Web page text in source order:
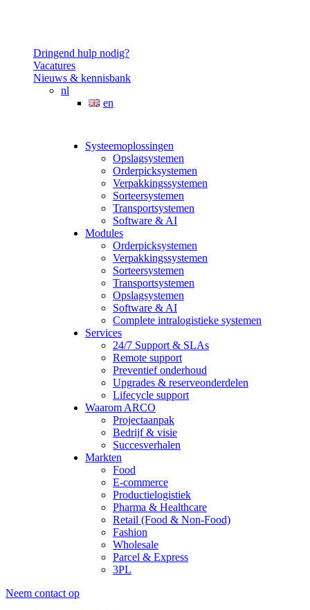
Dringend hulp nodig?
Vacatures
Nieuws & kennisbank
nl
en
Systeemoplossingen
Opslagsystemen
Orderpicksystemen
Verpakkingssystemen
Sorteersystemen
Transportsystemen
Software & AI
Modules
Orderpicksystemen
Verpakkingssystemen
Sorteersystemen
Transportsystemen
Opslagsystemen
Software & AI
Complete intralogistieke systemen
Services
24/7 Support & SLAs
Remote support
Preventief onderhoud
Upgrades & reserveonderdelen
Lifecycle support
Waarom ARCO
Projectaanpak
Bedrijf & visie
Succesverhalen
Markten
Food
E-commerce
Productielogistiek
Pharma & Healthcare
Retail (Food & Non-Food)
Fashion
Wholesale
Parcel & Express
3PL
Neem contact op